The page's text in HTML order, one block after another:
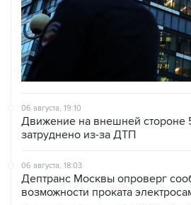
06 августа, 19:10
Движение на внешней
затруднено из-за ДТП
06 августа, 18:03
Дептранс Москвы опроверг
возможности проката